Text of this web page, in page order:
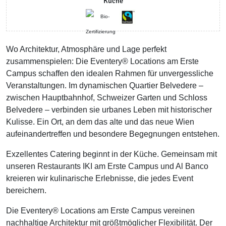
Wo Architektur, Atmosphäre und Lage perfekt
zusammenspielen: Die Eventery® Locations am Erste
Campus schaffen den idealen Rahmen für unvergessliche
Veranstaltungen. Im dynamischen Quartier Belvedere –
zwischen Hauptbahnhof, Schweizer Garten und Schloss
Belvedere – verbinden sie urbanes Leben mit historischer
Kulisse. Ein Ort, an dem das alte und das neue Wien
aufeinandertreffen und besondere Begegnungen entstehen.
Exzellentes Catering beginnt in der Küche. Gemeinsam mit
unseren Restaurants IKI am Erste Campus und Al Banco
kreieren wir kulinarische Erlebnisse, die jedes Event
bereichern.
Die Eventery® Locations am Erste Campus vereinen
nachhaltige Architektur mit größtmöglicher Flexibilität. Der